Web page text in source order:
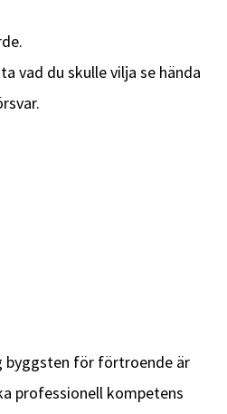
vad du skulle vilja se hända
byggsten för förtroende är
professionell kompetens